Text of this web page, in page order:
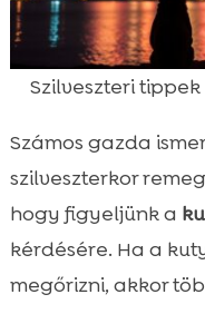
Szilveszteri
Számos gazda
szilveszterkor
hogy figyeljünk a
kérdésére. Ha a
megőrizni, akkor